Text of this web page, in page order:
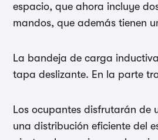
espacio, que ahora incluye
mandos, que además tienen
La bandeja de carga
tapa deslizante. En la parte
Los ocupantes disfrutarán de
una distribución eficiente del